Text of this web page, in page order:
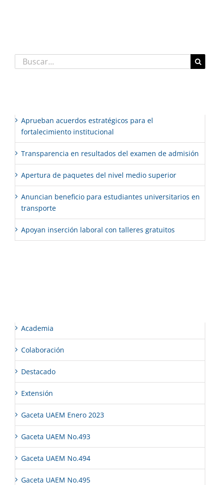
Buscar:
Aprueban acuerdos estratégicos para el
fortalecimiento institucional
Transparencia en resultados del examen de admisión
Apertura de paquetes del nivel medio superior
Anuncian beneficio para estudiantes universitarios en
transporte
Apoyan inserción laboral con talleres gratuitos
Academia
Colaboración
Destacado
Extensión
Gaceta UAEM Enero 2023
Gaceta UAEM No.493
Gaceta UAEM No.494
Gaceta UAEM No.495